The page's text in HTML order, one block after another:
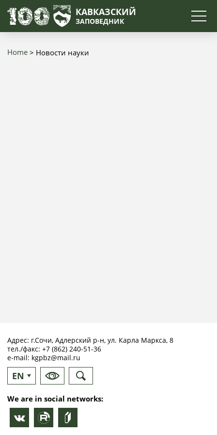
КАВКАЗСКИЙ
ЗАПОВЕДНИК
Search
Breadcrumb
Home Новости науки
Адрес: г.Сочи, Адлерский р-н, ул. Карла Маркса, 8
тел./факс: +7 (862) 240-51-36
e-mail: kgpbz@mail.ru
EN
RU
We are in social networks: